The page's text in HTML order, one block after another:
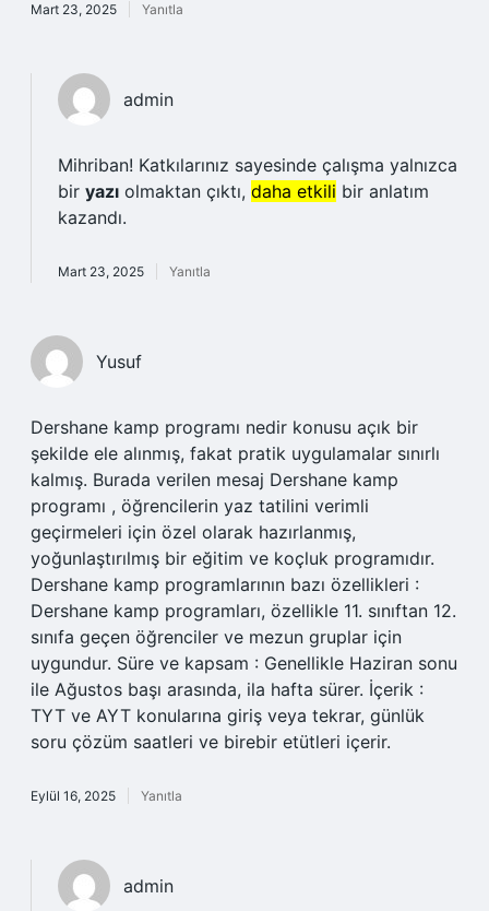
Mart 23, 2025 Yanıtla
admin
Mihriban! Katkılarınız sayesinde çalışma yalnızca
bir yazı olmaktan çıktı, daha etkili bir anlatım
kazandı.
Mart 23, 2025 Yanıtla
Yusuf
Dershane kamp programı nedir konusu açık bir
şekilde ele alınmış, fakat pratik uygulamalar sınırlı
kalmış. Burada verilen mesaj Dershane kamp
programı , öğrencilerin yaz tatilini verimli
geçirmeleri için özel olarak hazırlanmış,
yoğunlaştırılmış bir eğitim ve koçluk programıdır.
Dershane kamp programlarının bazı özellikleri :
Dershane kamp programları, özellikle 11. sınıftan 12.
sınıfa geçen öğrenciler ve mezun gruplar için
uygundur. Süre ve kapsam : Genellikle Haziran sonu
ile Ağustos başı arasında, ila hafta sürer. İçerik :
TYT ve AYT konularına giriş veya tekrar, günlük
soru çözüm saatleri ve birebir etütleri içerir.
Eylül 16, 2025 Yanıtla
admin